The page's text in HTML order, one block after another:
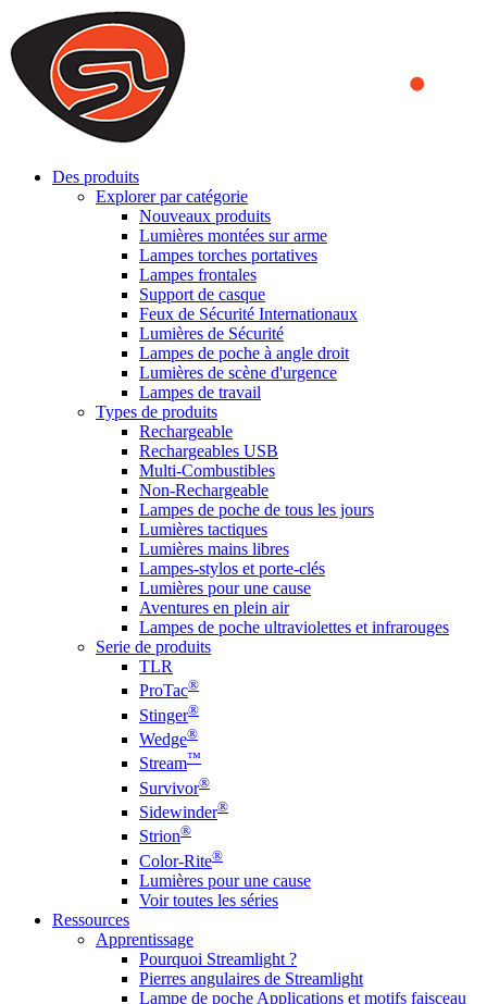
We use cookies to ensure that we provide you the best experience
on our website. By continuing to browse this website, you accept
that cookies are used to help us analyze how the website is used and
to offer you a better experience. To learn more or to find out how
you can disable cookies, you can access our
Des produits
Explorer par catégorie
Nouveaux produits
Lumières montées sur arme
Lampes torches portatives
Lampes frontales
Support de casque
Feux de Sécurité Internationaux
Lumières de Sécurité
Lampes de poche à angle droit
Lumières de scène d'urgence
Lampes de travail
Types de produits
Rechargeable
Rechargeables USB
Multi-Combustibles
Non-Rechargeable
Lampes de poche de tous les jours
Lumières tactiques
Lumières mains libres
Lampes-stylos et porte-clés
Lumières pour une cause
Aventures en plein air
Lampes de poche ultraviolettes et infrarouges
Serie de produits
TLR
ProTac®
Stinger®
Wedge®
Stream™
Survivor®
Sidewinder®
Strion®
Color-Rite®
Lumières pour une cause
Voir toutes les séries
Ressources
Apprentissage
Pourquoi Streamlight ?
Pierres angulaires de Streamlight
Lampe de poche Applications et motifs faisceau